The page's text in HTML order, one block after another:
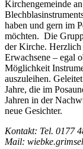
Kirchengemeinde
haben und gern im
möchten. Die
der Kirche.
Erwachsene – egal
Möglichkeit
auszuleihen.
Jahre, die im
Jahren in der
neue Gesichter.
Kontakt: Tel. 0177
Mail: